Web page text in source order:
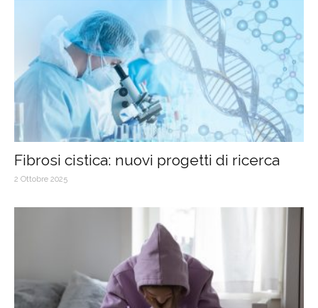
Fibrosi cistica: nuovi progetti di ricerca
2 Ottobre 2025